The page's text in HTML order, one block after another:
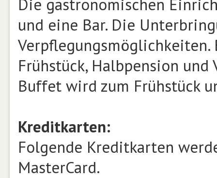
Die gastronomischen
und eine Bar. Die
Frühstück, Halbpension
Buffet wird zum Frühstück
Kreditkarten:
Folgende Kreditkarten
MasterCard.